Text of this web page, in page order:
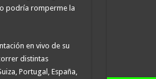
podría romperme la
en vivo de su
distintas
Portugal, España,